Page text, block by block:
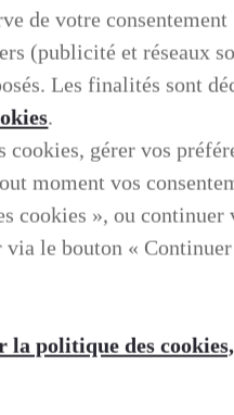
DEDIEES AUX
de votre consentement
(publicité et réseaux
Les finalités sont
.
cookies, gérer vos
moment vos
cookies », ou continuer
via le bouton « Continuer
la politique des cookies,